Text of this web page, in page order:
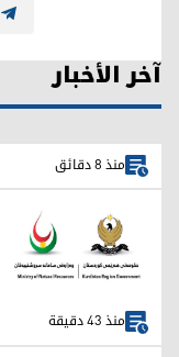
آخر الأخبار
منذ 8 دقائق
منذ 43 دقيقة